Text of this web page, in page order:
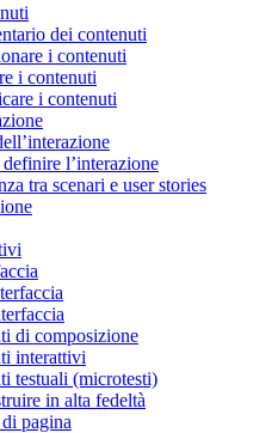
dei contenuti
i contenuti
i contenuti
i contenuti
l’interazione
tra scenari e user stories
di composizione
interattivi
testuali (microtesti)
in alta fedeltà
pagina